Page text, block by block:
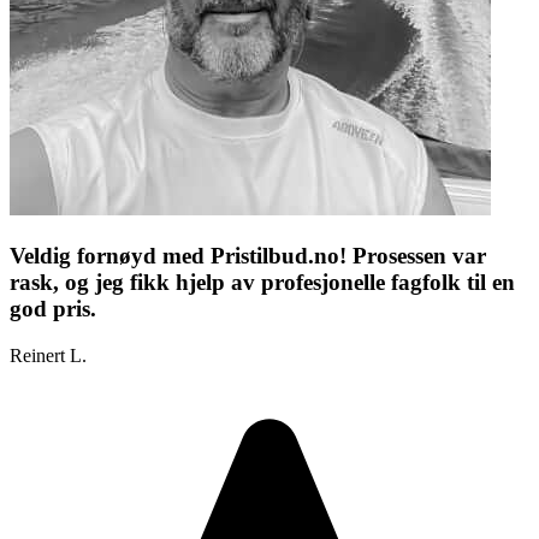
Veldig fornøyd med Pristilbud.no! Prosessen var
rask, og jeg fikk hjelp av profesjonelle fagfolk til en
god pris.
Reinert L.